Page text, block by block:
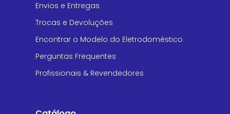
Envios e Entregas
Trocas e Devoluções
Encontrar o Modelo do Eletrodoméstico
Perguntas Frequentes
Profissionais & Revendedores